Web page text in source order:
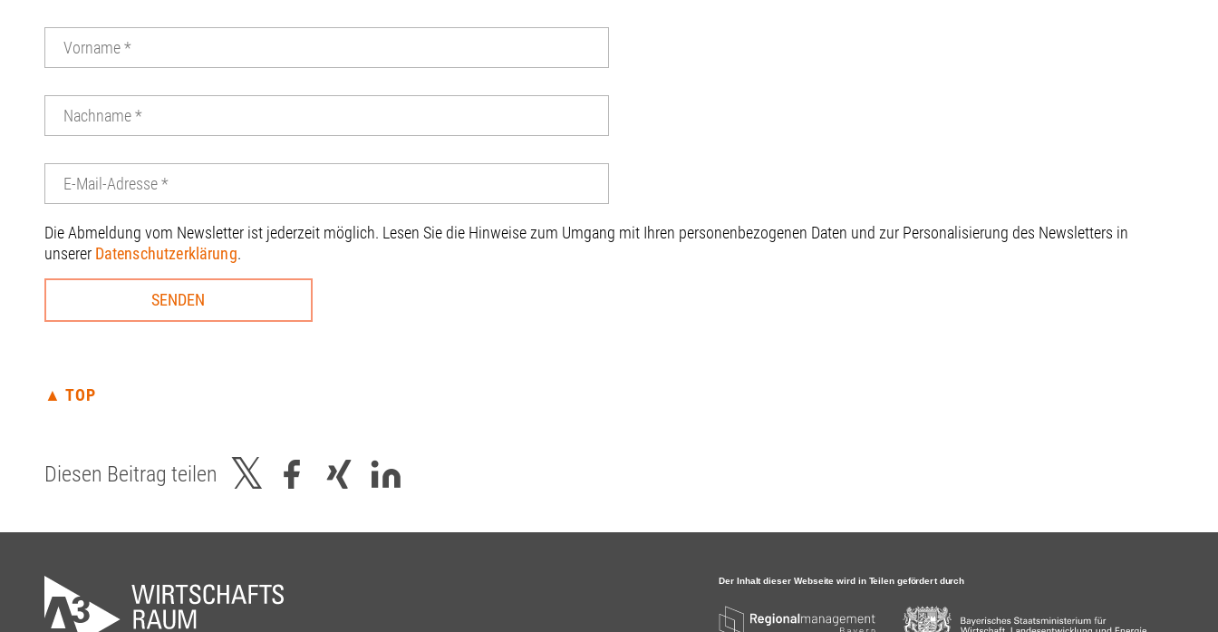
Die Abmeldung vom Newsletter ist jederzeit möglich. Lesen Sie die Hinweise zum Umgang mit Ihren personenbezogenen Daten und zur Personalisierung des Newsletters in
unserer Datenschutzerklärung.
▲ TOP
Diesen Beitrag teilen